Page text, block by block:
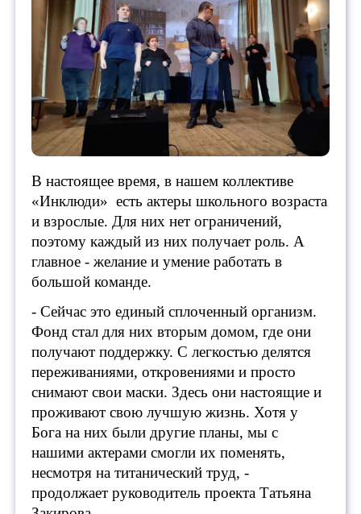
В настоящее время, в нашем коллективе
«Инклюди» есть актеры школьного возраста
и взрослые. Для них нет ограничений,
поэтому каждый из них получает роль. А
главное - желание и умение работать в
большой команде.
- Сейчас это единый сплоченный организм.
Фонд стал для них вторым домом, где они
получают поддержку. С легкостью делятся
переживаниями, откровениями и просто
снимают свои маски. Здесь они настоящие и
проживают свою лучшую жизнь. Хотя у
Бога на них были другие планы, мы с
нашими актерами смогли их поменять,
несмотря на титанический труд, -
продолжает руководитель проекта Татьяна